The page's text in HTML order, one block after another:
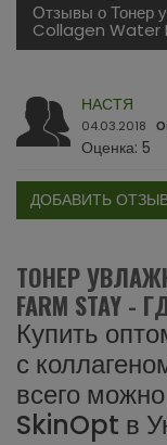
Отзывы о Тонер
Collagen Water
НАСТЯ
04.03.2018
Оценка: 5
ДОБАВИТЬ
ТОНЕР
FARM STAY -
Купить
с
всего
SkinOpt в